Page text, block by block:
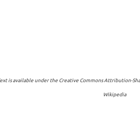
is available under the Creative Commons Attribution-
Wikipedia